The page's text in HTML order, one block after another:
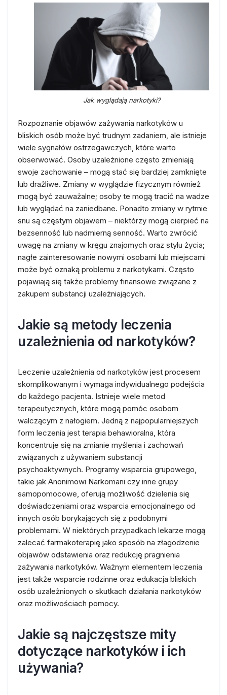
Jak wyglądają narkotyki?
Rozpoznanie objawów zażywania narkotyków u
bliskich osób może być trudnym zadaniem, ale istnieje
wiele sygnałów ostrzegawczych, które warto
obserwować. Osoby uzależnione często zmieniają
swoje zachowanie – mogą stać się bardziej zamknięte
lub drażliwe. Zmiany w wyglądzie fizycznym również
mogą być zauważalne; osoby te mogą tracić na wadze
lub wyglądać na zaniedbane. Ponadto zmiany w rytmie
snu są częstym objawem – niektórzy mogą cierpieć na
bezsenność lub nadmierną senność. Warto zwrócić
uwagę na zmiany w kręgu znajomych oraz stylu życia;
nagłe zainteresowanie nowymi osobami lub miejscami
może być oznaką problemu z narkotykami. Często
pojawiają się także problemy finansowe związane z
zakupem substancji uzależniających.
Jakie są metody leczenia
uzależnienia od narkotyków?
Leczenie uzależnienia od narkotyków jest procesem
skomplikowanym i wymaga indywidualnego podejścia
do każdego pacjenta. Istnieje wiele metod
terapeutycznych, które mogą pomóc osobom
walczącym z nałogiem. Jedną z najpopularniejszych
form leczenia jest terapia behawioralna, która
koncentruje się na zmianie myślenia i zachowań
związanych z używaniem substancji
psychoaktywnych. Programy wsparcia grupowego,
takie jak Anonimowi Narkomani czy inne grupy
samopomocowe, oferują możliwość dzielenia się
doświadczeniami oraz wsparcia emocjonalnego od
innych osób borykających się z podobnymi
problemami. W niektórych przypadkach lekarze mogą
zalecać farmakoterapię jako sposób na złagodzenie
objawów odstawienia oraz redukcję pragnienia
zażywania narkotyków. Ważnym elementem leczenia
jest także wsparcie rodzinne oraz edukacja bliskich
osób uzależnionych o skutkach działania narkotyków
oraz możliwościach pomocy.
Jakie są najczęstsze mity
dotyczące narkotyków i ich
używania?